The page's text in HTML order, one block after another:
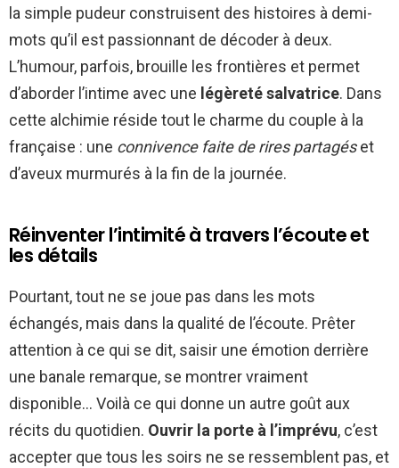
la simple pudeur construisent des histoires à demi-
mots qu’il est passionnant de décoder à deux.
L’humour, parfois, brouille les frontières et permet
d’aborder l’intime avec une légèreté salvatrice. Dans
cette alchimie réside tout le charme du couple à la
française : une connivence faite de rires partagéset
d’aveux murmurés à la fin de la journée.
Réinventer l’intimité à travers l’écoute et
les détails
Pourtant, tout ne se joue pas dans les mots
échangés, mais dans la qualité de l’écoute. Prêter
attention à ce qui se dit, saisir une émotion derrière
une banale remarque, se montrer vraiment
disponible… Voilà ce qui donne un autre goût aux
récits du quotidien. Ouvrir la porte à l’imprévu, c’est
accepter que tous les soirs ne se ressemblent pas, et